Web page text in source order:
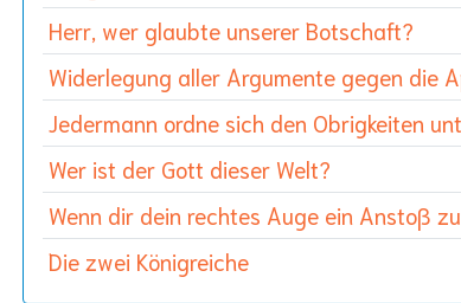
Herr, wer glaubte unserer Botschaft?
Widerlegung aller Argumente gegen die
Jedermann ordne sich den Obrigkeiten
Wer ist der Gott dieser Welt?
Wenn dir dein rechtes Auge ein Anstoß
Die zwei Königreiche